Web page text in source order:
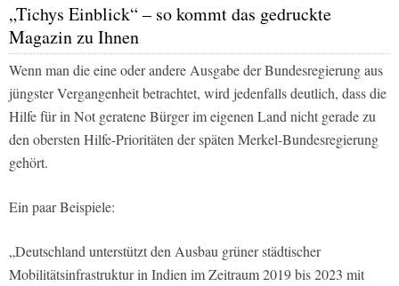
„Tichys Einblick“ – so kommt das gedruckte
Magazin zu Ihnen
Wenn man die eine oder andere Ausgabe der Bundesregierung aus
jüngster Vergangenheit betrachtet, wird jedenfalls deutlich, dass die
Hilfe für in Not geratene Bürger im eigenen Land nicht gerade zu
den obersten Hilfe-Prioritäten der späten Merkel-Bundesregierung
gehört.
Ein paar Beispiele:
„Deutschland unterstützt den Ausbau grüner städtischer
Mobilitätsinfrastruktur in Indien im Zeitraum 2019 bis 2023 mit